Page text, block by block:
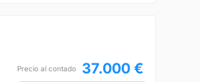
Precio al contado 37.000 €